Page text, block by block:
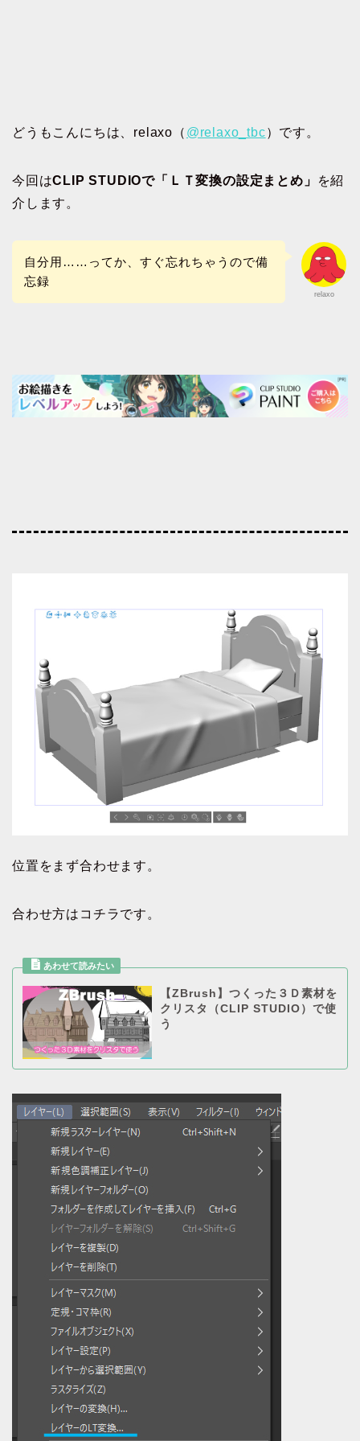
どうもこんにちは、relaxo（ @relaxo_tbc）です。
今回はCLIP STUDIOで「ＬＴ変換の設定まとめ」
を紹
介します。
relaxo
自分用……ってか、すぐ忘れちゃうので備
忘録
位置をまず合わせます。
合わせ方はコチラです。
【ZBrush】つくった３Ｄ素材を
クリスタ（CLIP STUDIO）で使
う